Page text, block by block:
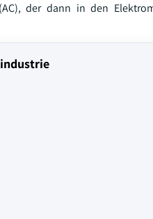
der dann in den